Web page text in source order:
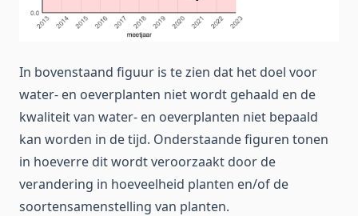
In bovenstaand figuur is te zien dat het doel voor
water- en oeverplanten niet wordt gehaald en de
kwaliteit van water- en oeverplanten niet bepaald
kan worden in de tijd. Onderstaande figuren tonen
in hoeverre dit wordt veroorzaakt door de
verandering in hoeveelheid planten en/of de
soortensamenstelling van planten.